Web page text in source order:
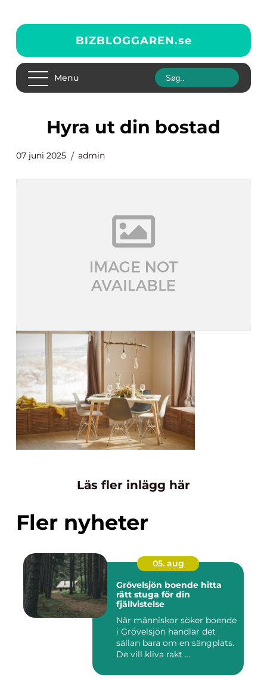
BIZBLOGGAREN.se
Menu
Hyra ut din bostad
07 juni 2025 admin
Läs fler inlägg här
Fler nyheter
05. aug
Grövelsjön boende hitta
rätt stuga för din
fjällvistelse
När människor söker boende
i Grövelsjön handlar det
sällan bara om en sängplats.
De vill kliva rakt ...